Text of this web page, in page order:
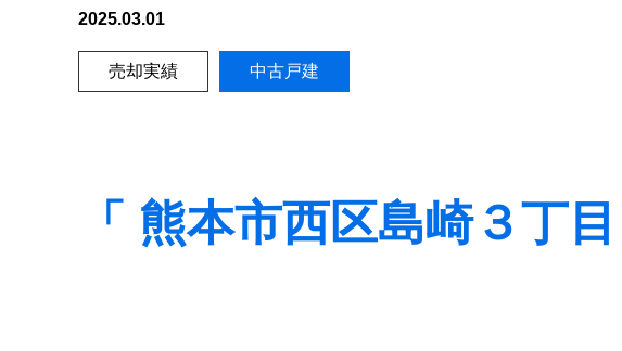
2025.03.01
売却実績 中古戸建
「 熊本市西区島崎３丁